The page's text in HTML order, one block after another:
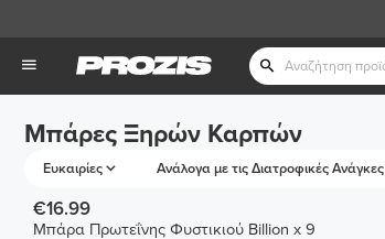
Μπάρες Ξηρών Καρπών
Ευκαιρίες Ανάλογα με τις Διατροφικές Ανάγκες
€16.99
Μπάρα Πρωτεΐνης Φυστικιού Billion x 9